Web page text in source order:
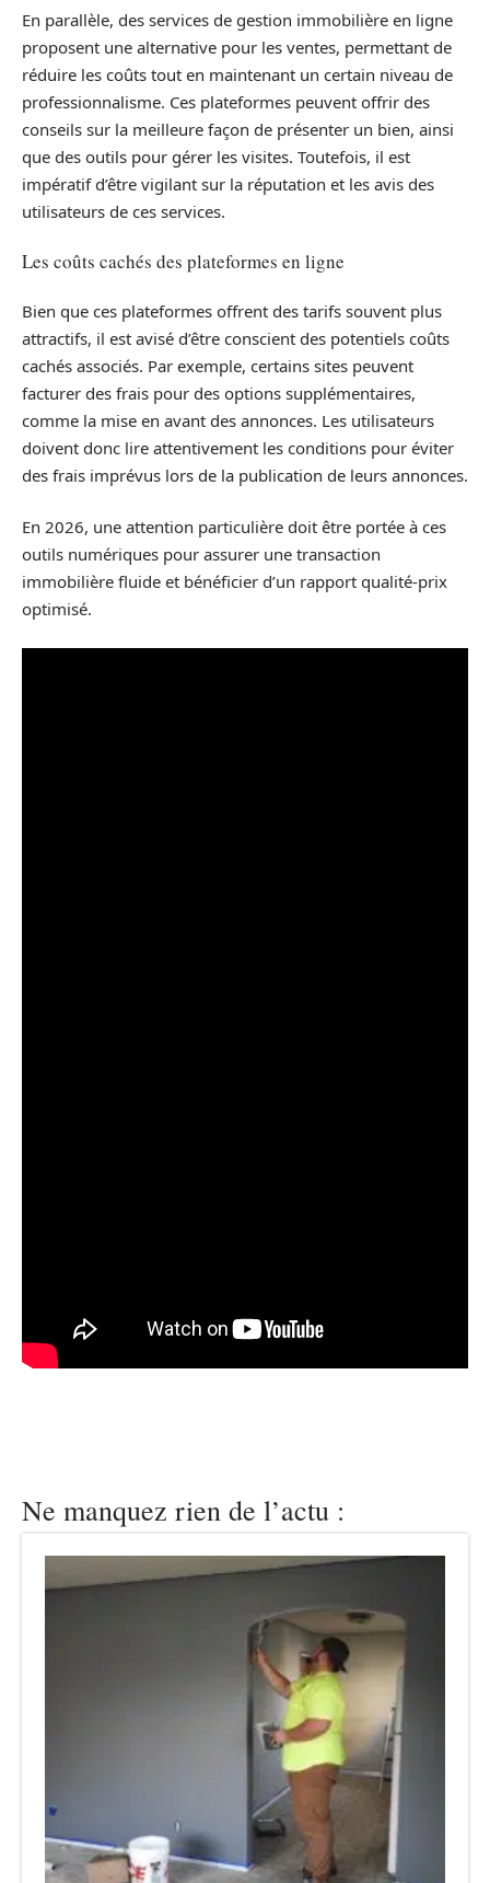
En parallèle, des services de gestion immobilière en ligne
proposent une alternative pour les ventes, permettant de
réduire les coûts tout en maintenant un certain niveau de
professionnalisme. Ces plateformes peuvent offrir des
conseils sur la meilleure façon de présenter un bien, ainsi
que des outils pour gérer les visites. Toutefois, il est
impératif d’être vigilant sur la réputation et les avis des
utilisateurs de ces services.
Les coûts cachés des plateformes en ligne
Bien que ces plateformes offrent des tarifs souvent plus
attractifs, il est avisé d’être conscient des potentiels coûts
cachés associés. Par exemple, certains sites peuvent
facturer des frais pour des options supplémentaires,
comme la mise en avant des annonces. Les utilisateurs
doivent donc lire attentivement les conditions pour éviter
des frais imprévus lors de la publication de leurs annonces.
En 2026, une attention particulière doit être portée à ces
outils numériques pour assurer une transaction
immobilière fluide et bénéficier d’un rapport qualité-prix
optimisé.
Ne manquez rien de l’actu :